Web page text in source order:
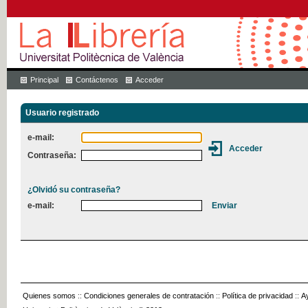
Principal Contáctenos Acceder
Usuario registrado
e-mail:
Contraseña:
¿Olvidó su contraseña?
e-mail:
Quienes somos :: Condiciones generales de contratación :: Política de privacidad ::